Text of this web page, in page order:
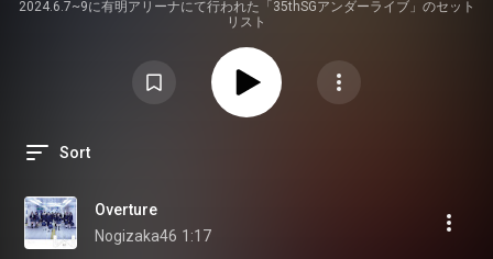
2024.6.7~9に有明アリーナにて行われた「35thSGアンダーライブ」のセット
リスト
Sort
Overture
Nogizaka46 1:17